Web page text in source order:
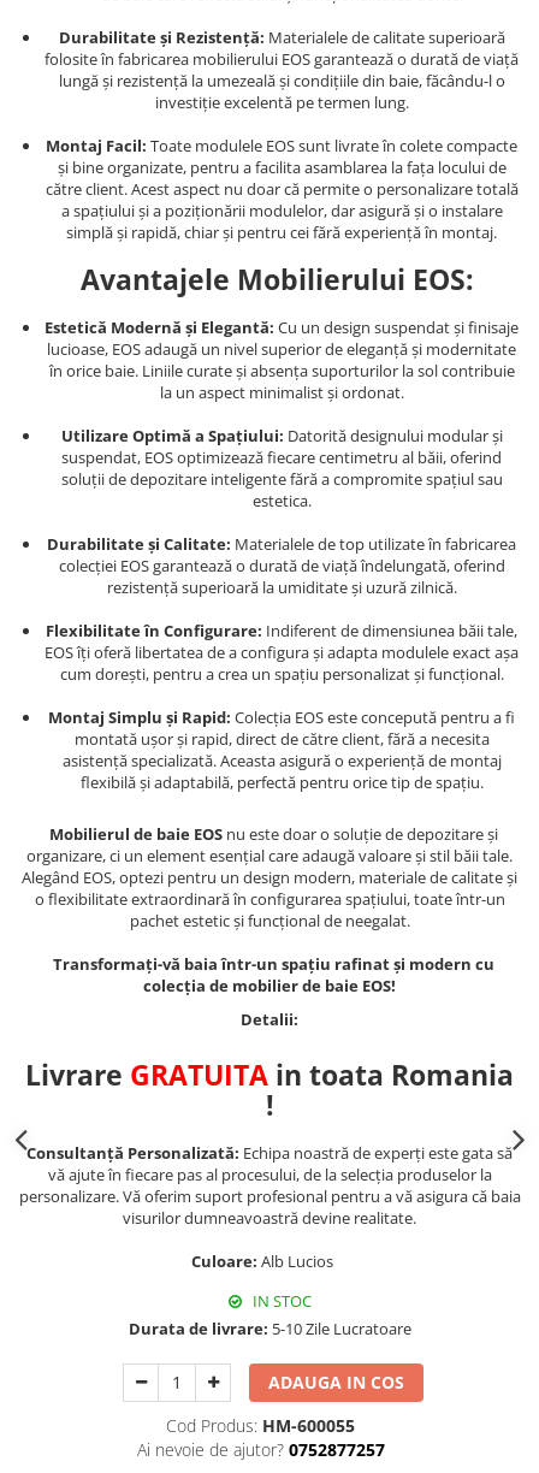
Durabilitate și Rezistență: Materialele de calitate superioară
folosite în fabricarea mobilierului EOS garantează o durată de viață
lungă și rezistență la umezeală și condițiile din baie, făcându-l o
investiție excelentă pe termen lung.
Montaj Facil: Toate modulele EOS sunt livrate în colete compacte
și bine organizate, pentru a facilita asamblarea la fața locului de
către client. Acest aspect nu doar că permite o personalizare totală
a spațiului și a poziționării modulelor, dar asigură și o instalare
simplă și rapidă, chiar și pentru cei fără experiență în montaj.
Avantajele Mobilierului EOS:
Estetică Modernă și Elegantă: Cu un design suspendat și finisaje
lucioase, EOS adaugă un nivel superior de eleganță și modernitate
în orice baie. Liniile curate și absența suporturilor la sol contribuie
la un aspect minimalist și ordonat.
Utilizare Optimă a Spațiului: Datorită designului modular și
suspendat, EOS optimizează fiecare centimetru al băii, oferind
soluții de depozitare inteligente fără a compromite spațiul sau
estetica.
Durabilitate și Calitate: Materialele de top utilizate în fabricarea
colecției EOS garantează o durată de viață îndelungată, oferind
rezistență superioară la umiditate și uzură zilnică.
Flexibilitate în Configurare: Indiferent de dimensiunea băii tale,
EOS îți oferă libertatea de a configura și adapta modulele exact așa
cum dorești, pentru a crea un spațiu personalizat și funcțional.
Montaj Simplu și Rapid: Colecția EOS este concepută pentru a fi
montată ușor și rapid, direct de către client, fără a necesita
asistență specializată. Aceasta asigură o experiență de montaj
flexibilă și adaptabilă, perfectă pentru orice tip de spațiu.
Mobilierul de baie EOSnu este doar o soluție de depozitare și
organizare, ci un element esențial care adaugă valoare și stil băii tale.
Alegând EOS, optezi pentru un design modern, materiale de calitate și
o flexibilitate extraordinară în configurarea spațiului, toate într-un
pachet estetic și funcțional de neegalat.
Transformați-vă baia într-un spațiu rafinat și modern cu
colecția de mobilier de baie EOS!
Detalii:
Livrare GRATUITA in toata Romania
!
Consultanță Personalizată: Echipa noastră de experți este gata să
vă ajute în fiecare pas al procesului, de la selecția produselor la
personalizare. Vă oferim suport profesional pentru a vă asigura că baia
visurilor dumneavoastră devine realitate.
Culoare: Alb Lucios
IN STOC
Durata de livrare: 5-10 Zile Lucratoare
ADAUGA IN COS
Cod Produs: HM-600055
Ai nevoie de ajutor? 0752877257